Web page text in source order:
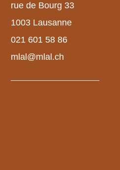
rue de Bourg 33
1003 Lausanne
021 601 58 86
mlal@mlal.ch